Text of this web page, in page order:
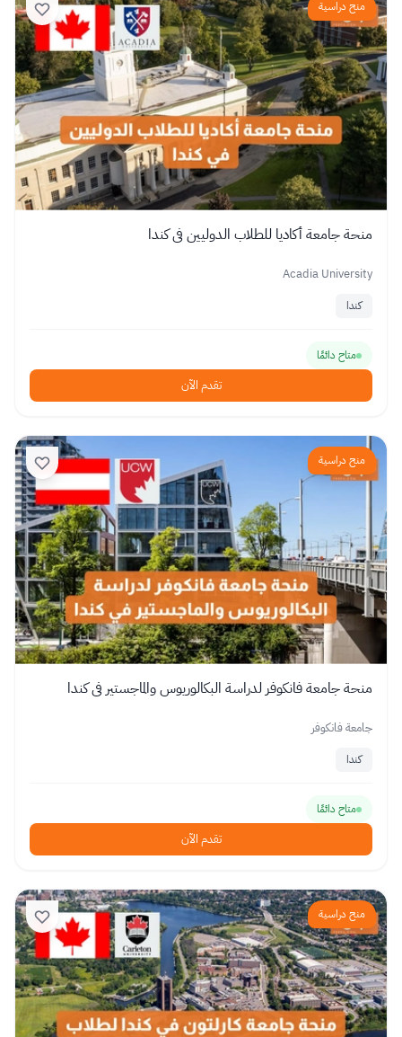
منح دراسية
منحة جامعة أكاديا للطلاب الدوليين في كندا
Acadia University
كندا
متاح دائمًا
تقدم الآن
منح دراسية
منحة جامعة فانكوفر لدراسة البكالوريوس والماجستير في كندا
جامعة فانكوفر
كندا
متاح دائمًا
تقدم الآن
منح دراسية